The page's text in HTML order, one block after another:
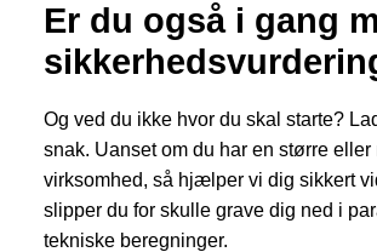
Er du også i gang
Og ved du ikke hvor du skal starte?
snak. Uanset om du har en større eller
virksomhed, så hjælper vi dig sikkert
slipper du for skulle grave dig ned i
tekniske beregninger.